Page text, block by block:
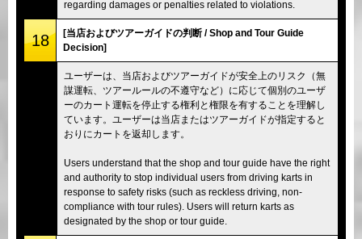
regarding damages or penalties related to violations.
18
[当店およびツアーガイドの判断 / Shop and Tour Guide
Decision]
ユーザーは、当店およびツアーガイドが安全上のリスク（無
謀運転、ツアールールの不遵守など）に応じて個別のユーザ
ーのカート運転を停止する権利と権限を有することを理解し
ています。ユーザーは当店またはツアーガイドが指定すると
おりにカートを返却します。
Users understand that the shop and tour guide have the right
and authority to stop individual users from driving karts in
response to safety risks (such as reckless driving, non-
compliance with tour rules). Users will return karts as
designated by the shop or tour guide.